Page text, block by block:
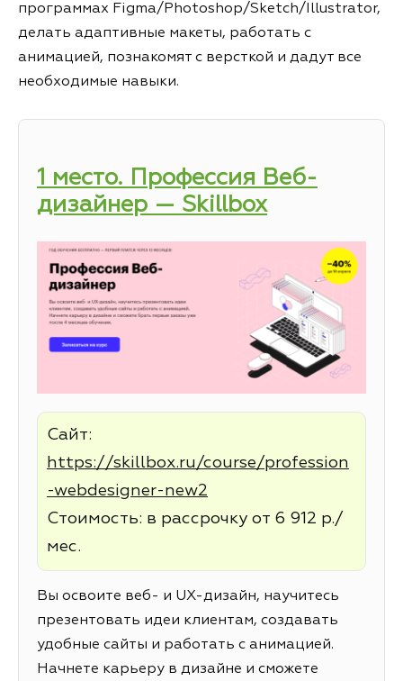
программах Figma/Photoshop/Sketch/Illustrator,
делать адаптивные макеты, работать с
анимацией, познакомят с версткой и дадут все
необходимые навыки.
1 место. Профессия Веб-
дизайнер — Skillbox
Сайт:
https://skillbox.ru/course/profession
-webdesigner-new2
Стоимость: в рассрочку от 6 912 р./
мес.
Вы освоите веб- и UX-дизайн, научитесь
презентовать идеи клиентам, создавать
удобные сайты и работать с анимацией.
Начнете карьеру в дизайне и сможете